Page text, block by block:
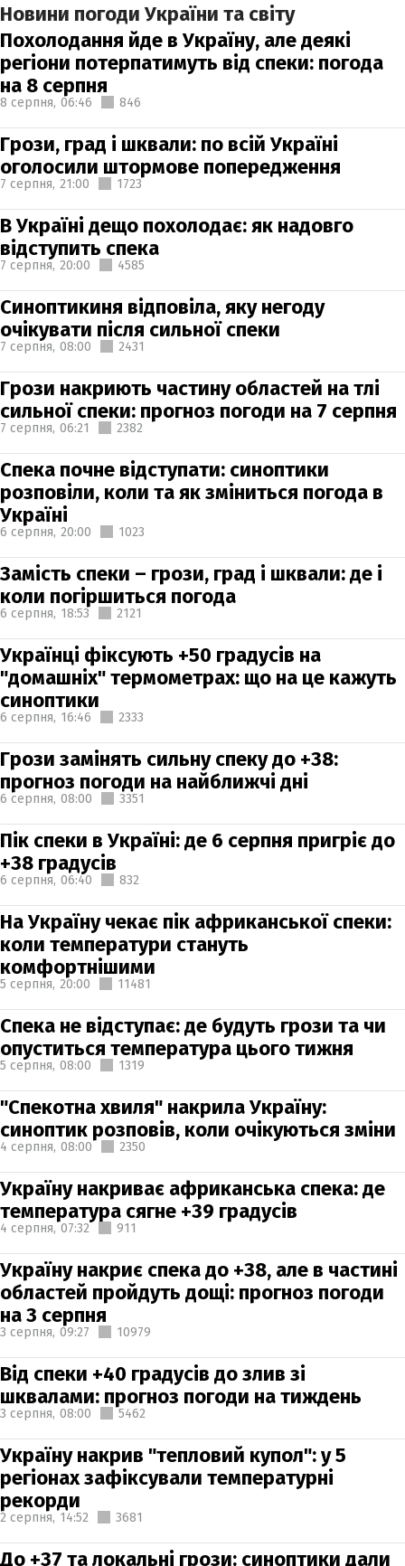
Новини погоди України та світу
Похолодання йде в Україну, але деякі
регіони потерпатимуть від спеки: погода
на 8 серпня
8 серпня, 06:46 846
Грози, град і шквали: по всій Україні
оголосили штормове попередження
7 серпня, 21:00 1723
В Україні дещо похолодає: як надовго
відступить спека
7 серпня, 20:00 4585
Синоптикиня відповіла, яку негоду
очікувати після сильної спеки
7 серпня, 08:00 2431
Грози накриють частину областей на тлі
сильної спеки: прогноз погоди на 7 серпня
7 серпня, 06:21 2382
Спека почне відступати: синоптики
розповіли, коли та як зміниться погода в
Україні
6 серпня, 20:00 1023
Замість спеки – грози, град і шквали: де і
коли погіршиться погода
6 серпня, 18:53 2121
Українці фіксують +50 градусів на
"домашніх" термометрах: що на це кажуть
синоптики
6 серпня, 16:46 2333
Грози замінять сильну спеку до +38:
прогноз погоди на найближчі дні
6 серпня, 08:00 3351
Пік спеки в Україні: де 6 серпня пригріє до
+38 градусів
6 серпня, 06:40 832
На Україну чекає пік африканської спеки:
коли температури стануть
комфортнішими
5 серпня, 20:00 11481
Спека не відступає: де будуть грози та чи
опуститься температура цього тижня
5 серпня, 08:00 1319
"Спекотна хвиля" накрила Україну:
синоптик розповів, коли очікуються зміни
4 серпня, 08:00 2350
Україну накриває африканська спека: де
температура сягне +39 градусів
4 серпня, 07:32 911
Україну накриє спека до +38, але в частині
областей пройдуть дощі: прогноз погоди
на 3 серпня
3 серпня, 09:27 10979
Від спеки +40 градусів до злив зі
шквалами: прогноз погоди на тиждень
3 серпня, 08:00 5462
Україну накрив "тепловий купол": у 5
регіонах зафіксували температурні
рекорди
2 серпня, 14:52 3681
До +37 та локальні грози: синоптики дали